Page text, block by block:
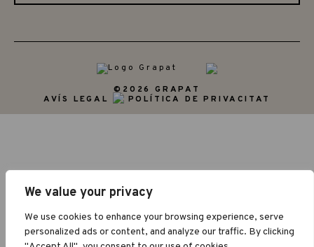
We value your privacy
We use cookies to enhance your browsing experience, serve
personalized ads or content, and analyze our traffic. By clicking
©2026 GRAPAT
AVÍS LEGAL
POLÍTICA DE PRIVACITAT